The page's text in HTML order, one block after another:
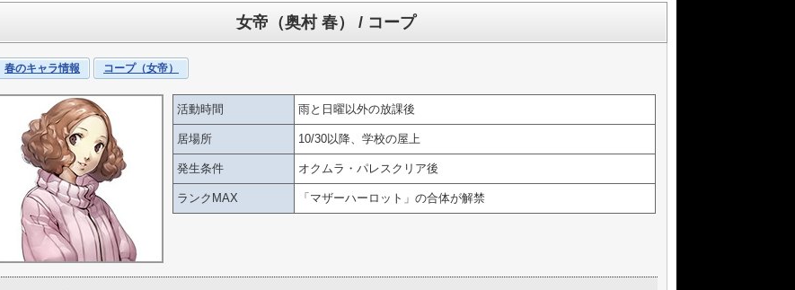
女帝（奥村 春） / コープ
春のキャラ情報 コープ（女帝）
活動時間 雨と日曜以外の放課後
居場所 10/30以降、学校の屋上
発生条件 オクムラ・パレスクリア後
ランクMAX 「マザーハーロット」の合体が解禁